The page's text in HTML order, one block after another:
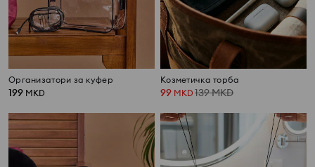
Организатори за куфер
199 MKD
Козметичка торба
99 MKD 139MKD